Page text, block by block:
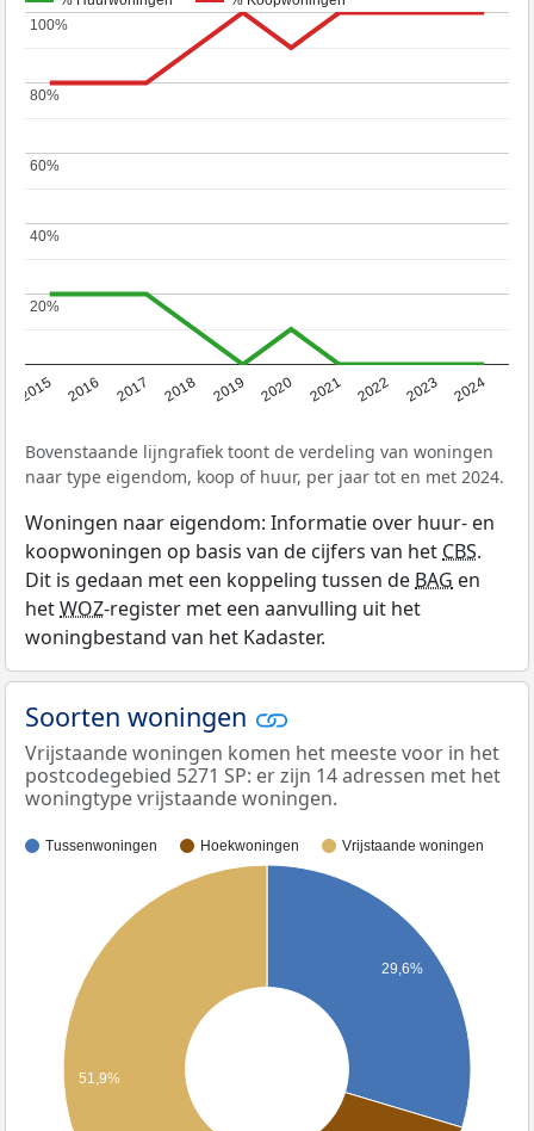
2015 2016 2017 2018 2019 2020 2021 2022 2023 2024
20%
20%
40%
40%
60%
60%
80%
80%
100%
100%
Bovenstaande lijngrafiek toont de verdeling van woningen
naar type eigendom, koop of huur, per jaar tot en met 2024.
Woningen naar eigendom: Informatie over huur- en
koopwoningen op basis van de cijfers van het CBS.
Dit is gedaan met een koppeling tussen de BAG en
hetWOZ-register met een aanvulling uit het
woningbestand van het Kadaster.
Soorten woningen
Vrijstaande woningen komen het meeste voor in het
postcodegebied 5271 SP: er zijn 14 adressen met het
woningtype vrijstaande woningen.
Tussenwoningen Hoekwoningen Vrijstaande woningen
29,6%
51,9%